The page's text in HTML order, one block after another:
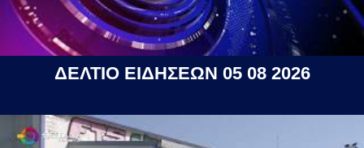
ΔΕΛΤΙΟ ΕΙΔΗΣΕΩΝ 05 08 2026